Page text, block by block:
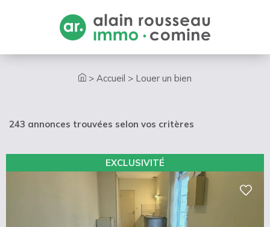
> Accueil > Louer un bien
243 annonces trouvées selon vos critères
EXCLUSIVITÉ